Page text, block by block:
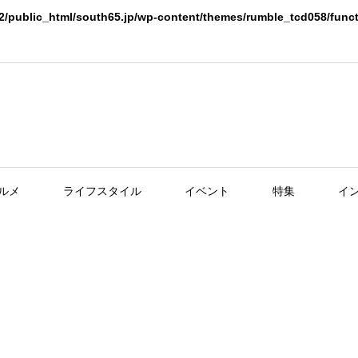
public_html/south65.jp/wp-content/themes/rumble_tcd058/
メ ライフスタイル イベント 特集 イ